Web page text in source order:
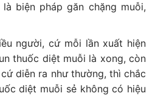
biện pháp găn chặng muỗi,
người, cứ mỗi lần xuất hiện
thuốc diệt muỗi là xong, còn
diễn ra như thường, thì chắc
diệt muỗi sẻ không có hiệu